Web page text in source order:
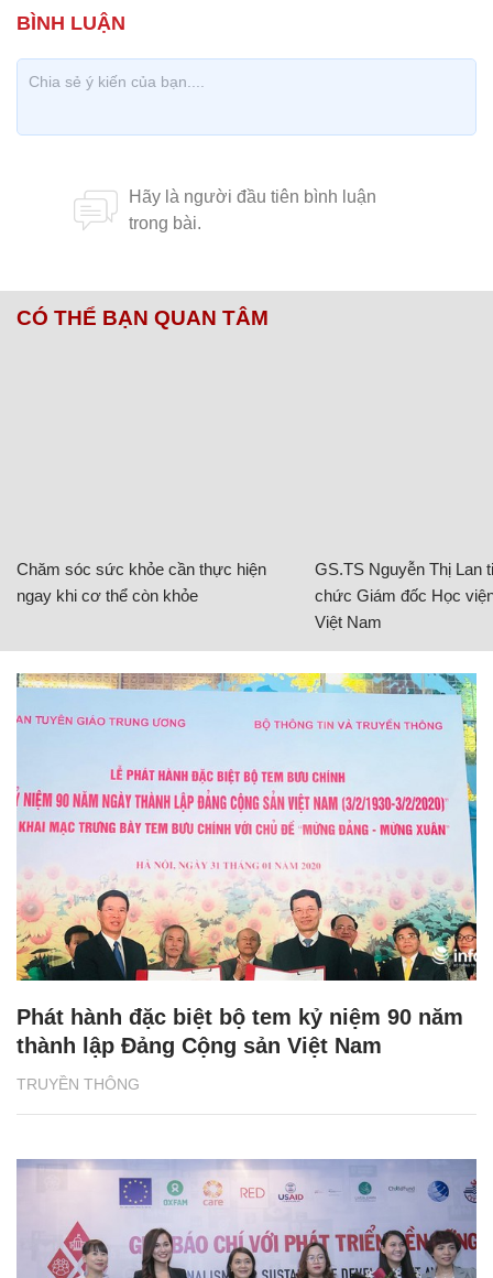
CÓ THỂ BẠN QUAN TÂM
Chăm sóc sức khỏe cần thực hiện
ngay khi cơ thể còn khỏe
GS.TS Nguyễn Thị Lan
chức Giám đốc Học
Việt Nam
TRUYỀN THÔNG
Phát hành đặc biệt bộ tem kỷ niệm 90 năm
thành lập Đảng Cộng sản Việt Nam